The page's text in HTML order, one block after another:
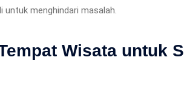
untuk menghindari masalah.
Wisata untuk